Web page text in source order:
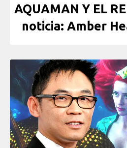
AQUAMAN Y EL
noticia: Amber